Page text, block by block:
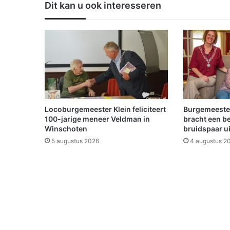
t
k
a
o
p
s
n
e
e
u
w
Dit kan u ook interesseren
Locoburgemeester Klein feliciteert
100-jarige meneer Veldman in
Winschoten
5 augustus 2026
bracht een
bruidspaar
4 augustus